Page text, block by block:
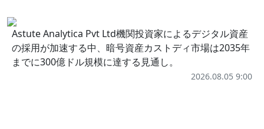
Astute Analytica Pvt Ltd機関投資家によるデジタル資産
の採用が加速する中、暗号資産カストディ市場は2035年
までに300億ドル規模に達する見通し。
2026.08.05 9:00